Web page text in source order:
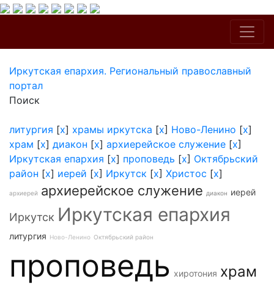
Иркутская епархия. Региональный православный
портал
Поиск
литургия [x] храмы иркутска [x] Ново-Ленино [x]
храм [x] диакон [x] архиерейское служение [x]
Иркутская епархия [x] проповедь [x] Октябрьский
район [x] иерей [x] Иркутск [x] Христос [x]
архиерей архиерейское служение диакон иерей
Иркутск Иркутская епархия
литургия Ново-Ленино Октябрьский район
проповедь хиротония храм